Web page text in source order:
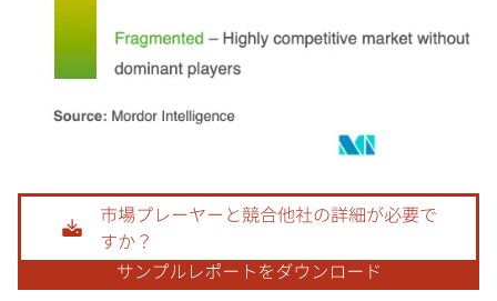
画像 © Mordor Intelligence。再利用にはCC BY 4.0の表示が必要です。